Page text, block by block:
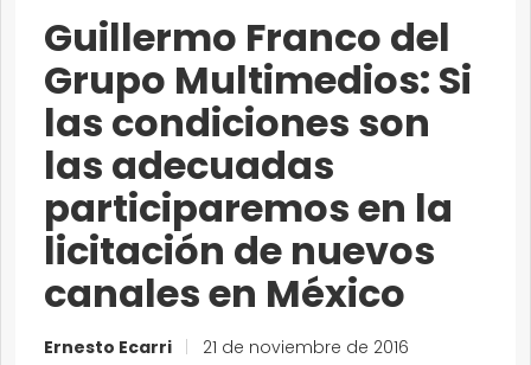
Guillermo Franco del
Grupo Multimedios: Si
las condiciones son
las adecuadas
participaremos en la
licitación de nuevos
canales en México
Ernesto Ecarri 21 de noviembre de 2016